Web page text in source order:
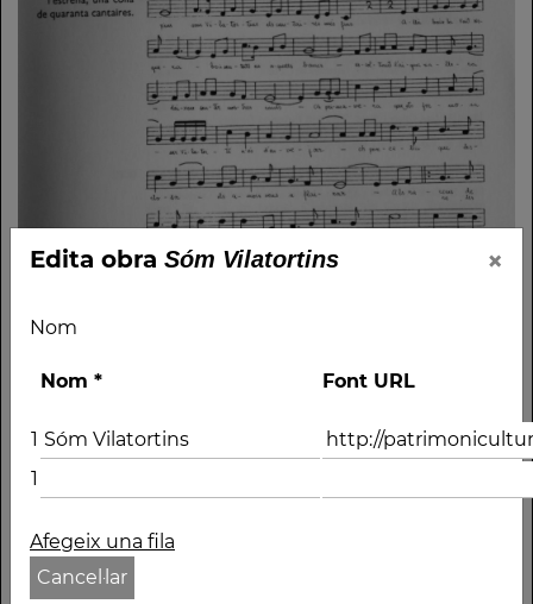
Edita obra Sóm Vilatortins ×
Nom
Nom * Font URL
1
1
Afegeix una fila
Cancel·lar
Nom
Autor
Període